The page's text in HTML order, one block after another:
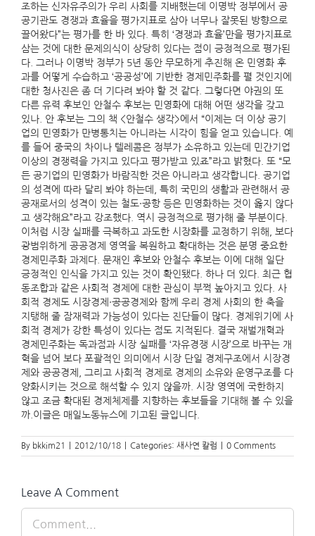
조하는 신자유주의가 우리 사회를 지배했는데 이명박 정부에서 공
공기관도 경쟁과 효율을 평가지표로 삼아 너무나 잘못된 방향으로
끌어왔다”는 평가를 한 바 있다. 특히 ‘경쟁과 효율’만을 평가지표로
삼는 것에 대한 문제의식이 상당히 있다는 점이 긍정적으로 평가된
다. 그러나 이명박 정부가 5년 동안 무모하게 추진해 온 민영화 후
과를 어떻게 수습하고 ‘공공성’에 기반한 경제민주화를 펼 것인지에
대한 청사진은 좀 더 기다려 봐야 할 것 같다. 그렇다면 야권의 또
다른 유력 후보인 안철수 후보는 민영화에 대해 어떤 생각을 갖고
있나. 안 후보는 그의 책 <안철수 생각>에서 “이제는 더 이상 공기
업의 민영화가 만병통치는 아니라는 시각이 힘을 얻고 있습니다. 예
를 들어 중국의 차이나 텔레콤은 정부가 소유하고 있는데 민간기업
이상의 경쟁력을 가지고 있다고 평가받고 있죠”라고 밝혔다. 또 “모
든 공기업의 민영화가 바람직한 것은 아니라고 생각합니다. 공기업
의 성격에 따라 달리 봐야 하는데, 특히 국민의 생활과 관련해서 공
공재로서의 성격이 있는 철도·공항 등은 민영화하는 것이 옳지 않다
고 생각해요”라고 강조했다. 역시 긍정적으로 평가해 줄 부분이다.
이처럼 시장 실패를 극복하고 과도한 시장화를 교정하기 위해, 보다
광범위하게 공공경제 영역을 복원하고 확대하는 것은 분명 중요한
경제민주화 과제다. 문재인 후보와 안철수 후보는 이에 대해 일단
긍정적인 인식을 가지고 있는 것이 확인됐다. 하나 더 있다. 최근 협
동조합과 같은 사회적 경제에 대한 관심이 부쩍 높아지고 있다. 사
회적 경제도 시장경제·공공경제와 함께 우리 경제 사회의 한 축을
지탱해 줄 잠재력과 가능성이 있다는 진단들이 많다. 경제위기에 사
회적 경제가 강한 특성이 있다는 점도 지적된다. 결국 재벌개혁과
경제민주화는 독과점과 시장 실패를 ‘자유경쟁 시장’으로 바꾸는 개
혁을 넘어 보다 포괄적인 의미에서 시장 단일 경제구조에서 시장경
제와 공공경제, 그리고 사회적 경제로 경제의 소유와 운영구조를 다
양화시키는 것으로 해석할 수 있지 않을까. 시장 영역에 국한하지
않고 조금 확대된 경제체제를 지향하는 후보들을 기대해 볼 수 있을
까.이글은 매일노동뉴스에 기고된 글입니다.
By bkkim21 2012/10/18 Categories: 새사연 칼럼 0 Comments
Leave A Comment